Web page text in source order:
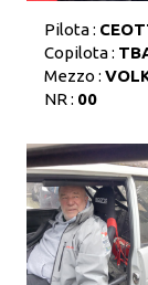
Pilota :
Copilota :
Mezzo :
NR : 00